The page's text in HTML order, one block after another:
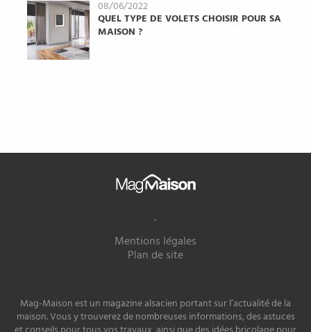
08/06/2022
QUEL TYPE DE VOLETS CHOISIR POUR SA
MAISON ?
Mag
Maison
-
Mentions légales
Plan de site
Mag-Maison est un magazine alsacien portant sur l’actualité de la
maison. Vous y trouverez de nombreuses informations, des astuces